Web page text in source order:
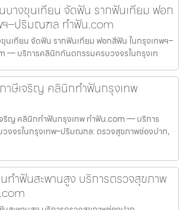
างขุนเทียน จัดฟัน รากฟันเทียม ฟอก
ฯ–ปริมณฑล ทำฟัน.com
เทียน จัดฟัน รากฟันเทียม ฟอกสีฟัน ในกรุงเทพฯ–
— บริการคลินิกทันตกรรมครบวงจรในกรุงเท
ษีเจริญ คลินิกทำฟันกรุงเทพ
ริญ คลินิกทำฟันกรุงเทพ ทำฟัน.com — บริการ
งจรในกรุงเทพ–ปริมณฑล: ตรวจสุขภาพช่องปาก,
ำฟันสะพานสูง บริการตรวจสุขภาพ